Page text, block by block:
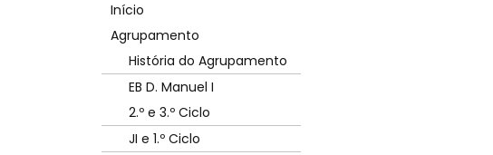
Início
Agrupamento
História do Agrupamento
EB D. Manuel I
2.º e 3.º Ciclo
JI e 1.º Ciclo